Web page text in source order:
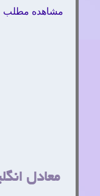
مشاهده مطلب
معادل